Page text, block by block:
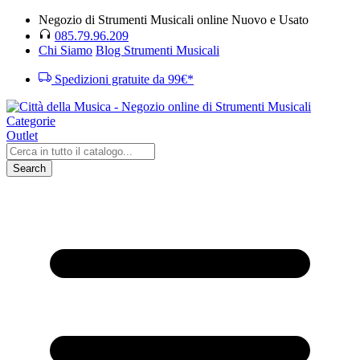
Negozio di Strumenti Musicali online Nuovo e Usato
085.79.96.209
Chi Siamo Blog Strumenti Musicali
Spedizioni gratuite da 99€*
Categorie
Outlet
Search